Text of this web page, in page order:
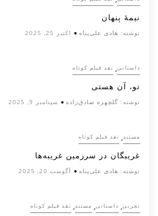
نیمۀ پنهان
نوشته: هادی علی‌پناه اکتبر 25, 2025
داستانی, نقد فیلم کوتاه
تو، آن هستی
نوشته: گلچهره صادق‌زاده سپتامبر 9, 2025
مستند, نقد فیلم کوتاه
غریبگان در سرزمین غریبه‌ها
نوشته: هادی علی‌پناه آگوست 20, 2025
تجربی, داستانی, مستند, نقد فیلم کوتاه